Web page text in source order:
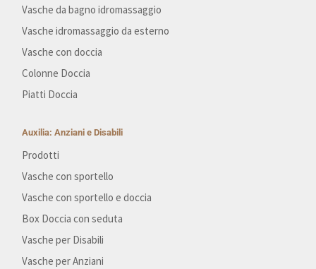
Vasche da bagno idromassaggio
Vasche idromassaggio da esterno
Vasche con doccia
Colonne Doccia
Piatti Doccia
Auxilia: Anziani e Disabili
Prodotti
Vasche con sportello
Vasche con sportello e doccia
Box Doccia con seduta
Vasche per Disabili
Vasche per Anziani